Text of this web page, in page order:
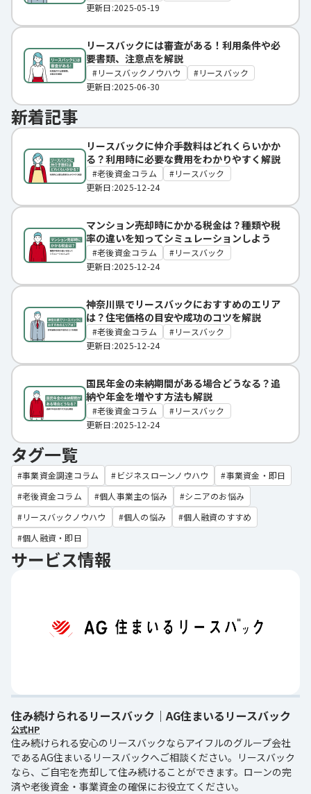
更新日:2025-05-19
リースバックには審査がある！利用条件や必
要書類、注意点を解説
リースバックノウハウ
リースバック
更新日:2025-06-30
新着記事
リースバックに仲介手数料はどれくらいかか
る？利用時に必要な費用をわかりやすく解説
老後資金コラム
リースバック
更新日:2025-12-24
マンション売却時にかかる税金は？種類や税
率の違いを知ってシミュレーションしよう
老後資金コラム
リースバック
更新日:2025-12-24
神奈川県でリースバックにおすすめのエリア
は？住宅価格の目安や成功のコツを解説
老後資金コラム
リースバック
更新日:2025-12-24
国民年金の未納期間がある場合どうなる？追
納や年金を増やす方法も解説
老後資金コラム
リースバック
更新日:2025-12-24
タグ一覧
事業資金調達コラム ビジネスローンノウハウ
事業資金・即日
老後資金コラム
個人事業主の悩み
シニアのお悩み
リースバックノウハウ
個人の悩み
個人融資のすすめ
個人融資・即日
サービス情報
住み続けられるリースバック｜AG住まいるリースバック
公式HP
住み続けられる安心のリースバックならアイフルのグループ会社
であるAG住まいるリースバックへご相談ください。リースバック
なら、ご自宅を売却して住み続けることができます。ローンの完
済や老後資金・事業資金の確保にお役立てください。